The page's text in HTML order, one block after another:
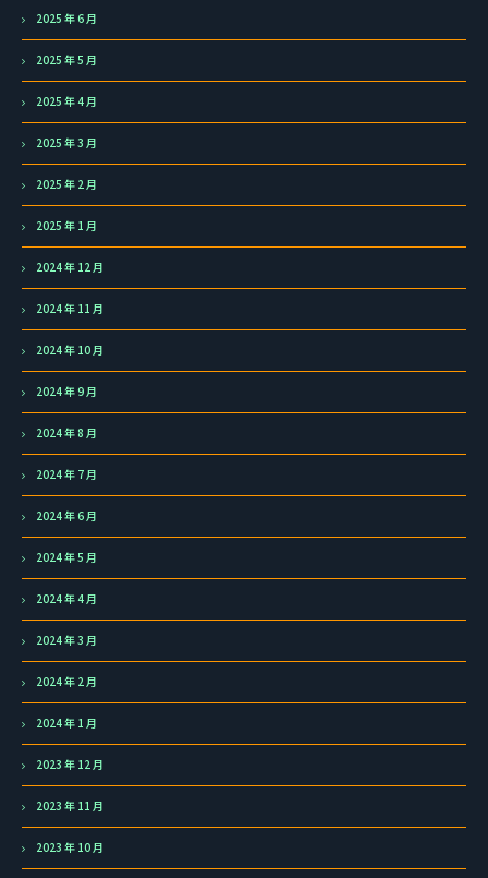
2025 年 6 月
2025 年 5 月
2025 年 4 月
2025 年 3 月
2025 年 2 月
2025 年 1 月
2024 年 12 月
2024 年 11 月
2024 年 10 月
2024 年 9 月
2024 年 8 月
2024 年 7 月
2024 年 6 月
2024 年 5 月
2024 年 4 月
2024 年 3 月
2024 年 2 月
2024 年 1 月
2023 年 12 月
2023 年 11 月
2023 年 10 月